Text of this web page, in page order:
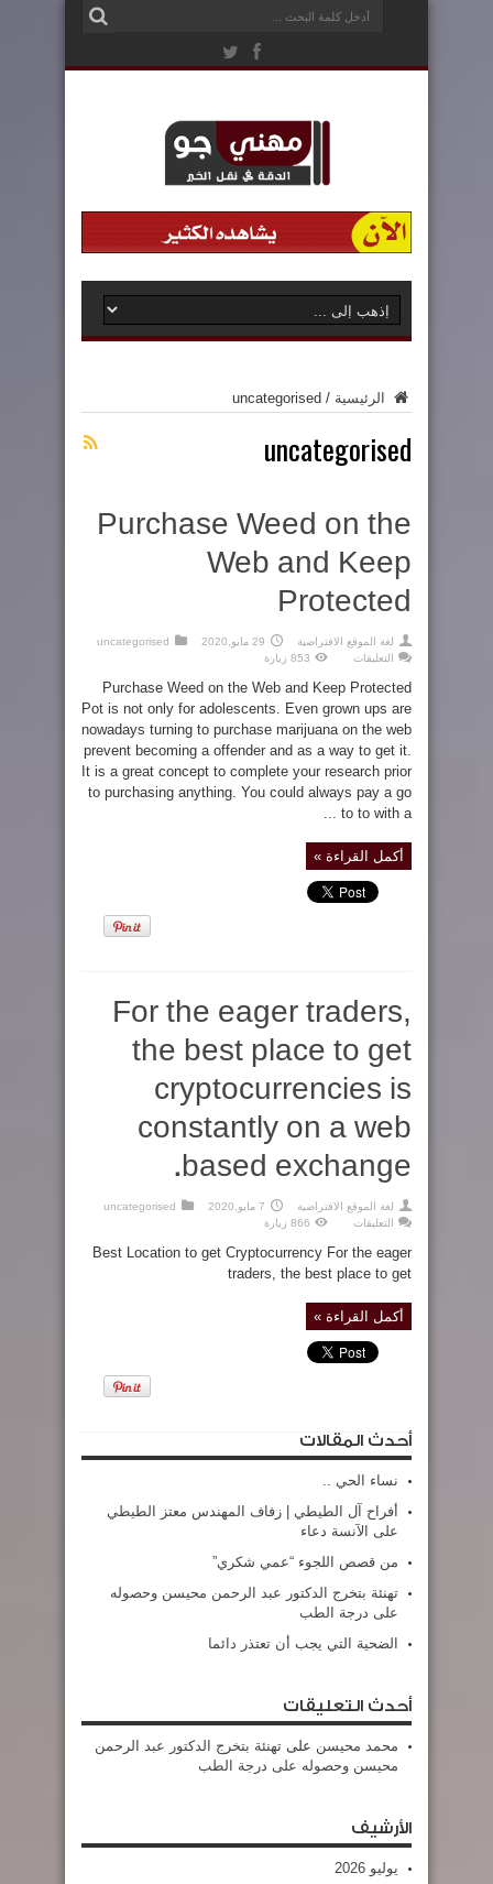
الرئيسية /
uncategorised
uncategorised
Purchase Weed on the
Web and Keep
Protected
لغة الموقع الافتراضية 29 مايو,2020
uncategorised
التعليقات
Weed
on
the
and
Protected
مغلقة
853 زيارة
Purchase Weed on the Web and Keep Protected
Pot is not only for adolescents. Even grown ups are
nowadays turning to purchase marijuana on the web
prevent becoming a offender and as a way to get it.
It is a great concept to complete your research prior
to purchasing anything. You could always pay a go
to to with a ...
أكمل القراءة »
For the eager traders,
the best place to get
cryptocurrencies is
constantly on a web
based exchange.
لغة الموقع الافتراضية 7 مايو,2020
uncategorised
التعليقات
eager
traders,
the
to
get
cryptocurrencies
is
مغلقة
866 زيارة
Best Location to get Cryptocurrency For the eager
traders, the best place to get
أكمل القراءة »
أحدث المقالات
نساء الحي ..
أفراح آل الطيطي | زفاف المهندس معتز الطيطي
على الآنسة دعاء
من قصص اللجوء “عمي شكري”
تهنئة بتخرج الدكتور عبد الرحمن محيسن وحصوله
على درجة الطب
الضحية التي يجب أن تعتذر دائما
أحدث التعليقات
محمد محيسن على تهنئة بتخرج الدكتور عبد الرحمن
محيسن وحصوله على درجة الطب
الأرشيف
يوليو 2026